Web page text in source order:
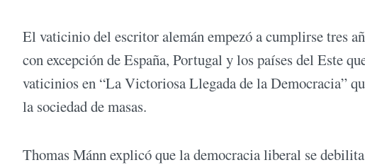
El vaticinio del escritor alemán empezó a cumplirse tres
con excepción de España, Portugal y los países del Este
vaticinios en “La Victoriosa Llegada de la Democracia”
la sociedad de masas.
Thomas Mánn explicó que la democracia liberal se